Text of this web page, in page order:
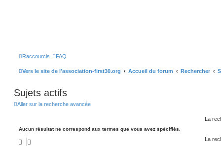
Raccourcis FAQ
Vers le site de l'association-first30.org Accueil du forum Rechercher
Sujets actifs
Aller sur la recherche avancée
La
Aucun résultat ne correspond aux termes que vous avez spécifiés.
La